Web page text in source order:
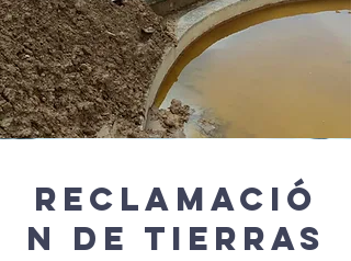
Reclamació
n de tierras